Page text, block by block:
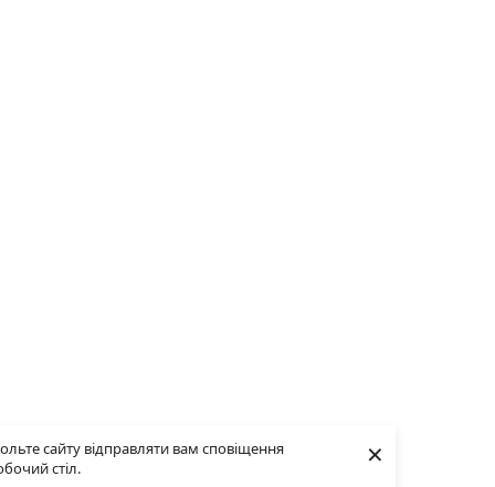
сайту відправляти вам сповіщення
стіл.
×